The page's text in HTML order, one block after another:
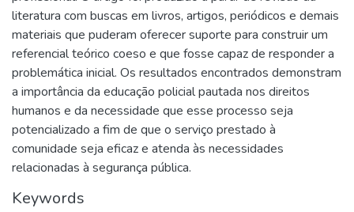
literatura com buscas em livros, artigos, periódicos e demais
materiais que puderam oferecer suporte para construir um
referencial teórico coeso e que fosse capaz de responder a
problemática inicial. Os resultados encontrados demonstram
a importância da educação policial pautada nos direitos
humanos e da necessidade que esse processo seja
potencializado a fim de que o serviço prestado à
comunidade seja eficaz e atenda às necessidades
relacionadas à segurança pública.
Keywords